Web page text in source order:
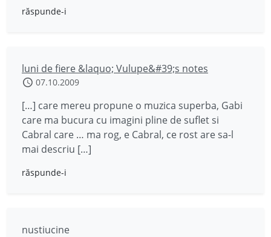
răspunde-i
luni de fiere &laquo; Vulupe&#39;s notes
07.10.2009
[…] care mereu propune o muzica superba, Gabi
care ma bucura cu imagini pline de suflet si
Cabral care … ma rog, e Cabral, ce rost are sa-l
mai descriu […]
răspunde-i
nustiucine